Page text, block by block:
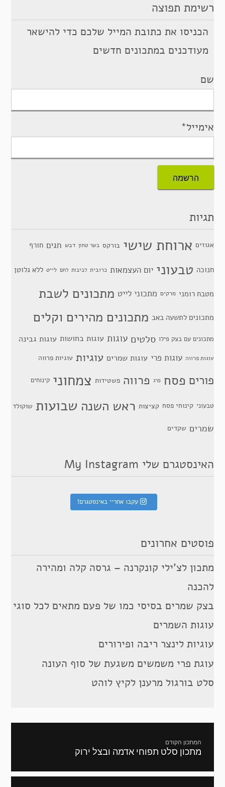
רשימת תפוצה
הכניסו את כתובת המייל שלכם כדי להישאר
מעודכנים במתכונים חדשים
שם
אימייל*
תגיות
אגוזים ארוחת שישי בורקס בשר טחון דבש חגים חורף
חנוכה טבעוני יום העצמאות כרובית לביבות לחם לייט ללא גלוטן
מטבח רומני מרקים מתכוני לייט מתכונים לשבת
מתכונים לתשעה באב מתכונים מהירים וקלים
מתכונים עם בצק פילו סלטים עוגות עוגות בחושות עוגות גבינה
עוגות פרווה עוגות פרי עוגות שמרים עוגיות עוגיות פרווה
פורים פסח פרג פרווה פשטידות צמחוני קינוחים
טבעוני קינוחי פסח קציצות ראש השנה שבועות שוקולד
שמרים שקדים
האינסטגרם שלי My Instagram
עקבו אחריי באינסטגרם!
פוסטים אחרונים
מתכון לצ’ילי קונקרנה – גרסה קלה ומהירה
להכנה
בצק שמרים בסיסי כמו של פעם מתאים לכל סוגי
עוגות השמרים
עוגיות לינצר ריבה ופירורים
עוגת פרי משמשים משגעת של סוף העונה
סלט בורגול מרענן לקיץ לוהט
המתכון הקודם
מתכון
מתכון סלט תפוחי אדמה ובצל ירוק